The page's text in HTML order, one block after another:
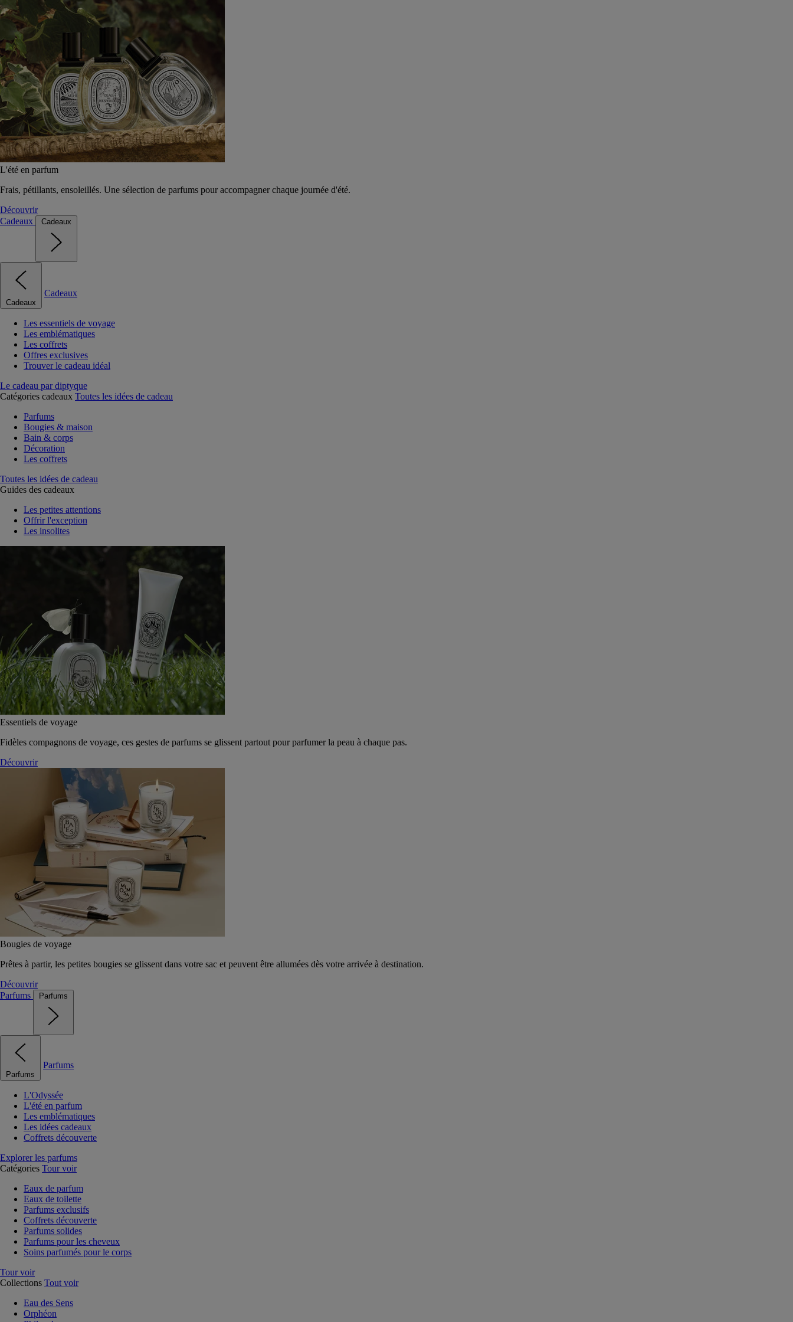
L'été en parfum
Frais, pétillants, ensoleillés. Une sélection de parfums pour accompagner chaque journée d'été.
Découvrir
Cadeaux
Cadeaux
Cadeaux
Cadeaux
Les essentiels de voyage
Les emblématiques
Les coffrets
Offres exclusives
Trouver le cadeau idéal
Le cadeau par diptyque
Catégories cadeaux Toutes les idées de cadeau
Parfums
Bougies & maison
Bain & corps
Décoration
Les coffrets
Toutes les idées de cadeau
Guides des cadeaux
Les petites attentions
Offrir l'exception
Les insolites
Essentiels de voyage
Fidèles compagnons de voyage, ces gestes de parfums se glissent partout pour parfumer la peau à chaque pas.
Découvrir
Bougies de voyage
Prêtes à partir, les petites bougies se glissent dans votre sac et peuvent être allumées dès votre arrivée à destination.
Découvrir
Parfums
Parfums
Parfums
Parfums
L'Odyssée
L'été en parfum
Les emblématiques
Les idées cadeaux
Coffrets découverte
Explorer les parfums
Catégories Tour voir
Eaux de parfum
Eaux de toilette
Parfums exclusifs
Coffrets découverte
Parfums solides
Parfums pour les cheveux
Soins parfumés pour le corps
Tour voir
Collections Tout voir
Eau des Sens
Orphéon